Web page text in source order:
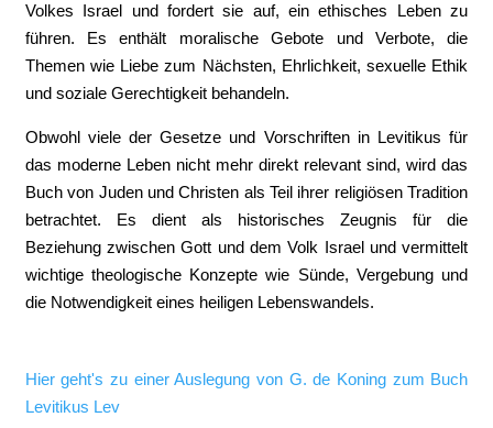
Volkes Israel und fordert sie auf, ein ethisches Leben zu
führen. Es enthält moralische Gebote und Verbote, die
Themen wie Liebe zum Nächsten, Ehrlichkeit, sexuelle Ethik
und soziale Gerechtigkeit behandeln.
Obwohl viele der Gesetze und Vorschriften in Levitikus für
das moderne Leben nicht mehr direkt relevant sind, wird das
Buch von Juden und Christen als Teil ihrer religiösen Tradition
betrachtet. Es dient als historisches Zeugnis für die
Beziehung zwischen Gott und dem Volk Israel und vermittelt
wichtige theologische Konzepte wie Sünde, Vergebung und
die Notwendigkeit eines heiligen Lebenswandels.
Hier geht's zu einer Auslegung von G. de Koning zum Buch
Levitikus Lev